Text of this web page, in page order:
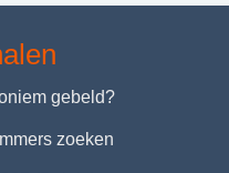
gebeld?
zoeken